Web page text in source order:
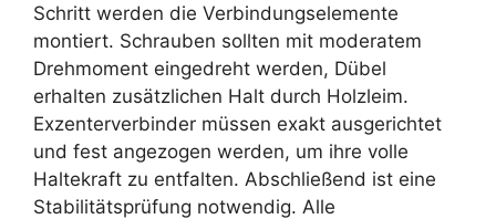
Schritt werden die Verbindungselemente
montiert. Schrauben sollten mit moderatem
Drehmoment eingedreht werden, Dübel
erhalten zusätzlichen Halt durch Holzleim.
Exzenterverbinder müssen exakt ausgerichtet
und fest angezogen werden, um ihre volle
Haltekraft zu entfalten. Abschließend ist eine
Stabilitätsprüfung notwendig. Alle